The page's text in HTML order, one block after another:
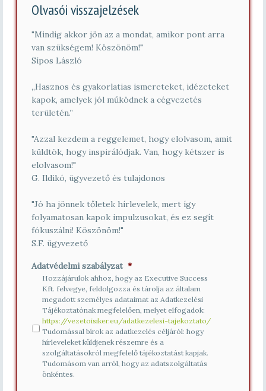
t
s
á
m
Olvasói visszajelzések
"Mindig akkor jön az a mondat, amikor pont arra
van szükségem! Köszönöm!"
Sípos László
„Hasznos és gyakorlatias ismereteket, idézeteket
kapok, amelyek jól működnek a cégvezetés
területén.”
"Azzal kezdem a reggelemet, hogy elolvasom, amit
küldtök, hogy inspirálódjak. Van, hogy kétszer is
elolvasom!"
G. Ildikó, ügyvezető és tulajdonos
"Jó ha jönnek tőletek hírlevelek, mert így
folyamatosan kapok impulzusokat, és ez segít
fókuszálni! Köszönöm!"
S.F. ügyvezető
Adatvédelmi szabályzat *
Hozzájárulok ahhoz, hogy az Executive Success
Kft. felvegye, feldolgozza és tárolja az általam
megadott személyes adataimat az Adatkezelési
Tájékoztatónak megfelelően, melyet elfogadok:
https://vezetoisiker.eu/adatkezelesi-tajekoztato/
Tudomással bírok az adatkezelés céljáról: hogy
hírleveleket küldjenek részemre és a
szolgáltatásokról megfelelő tájékoztatást kapjak.
Tudomásom van arról, hogy az adatszolgáltatás
önkéntes.